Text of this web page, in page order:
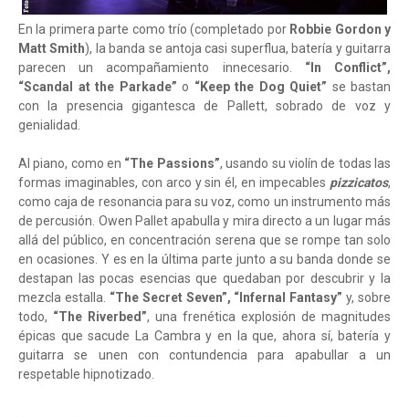
En la primera parte como trío (completado por Robbie Gordon y
Matt Smith), la banda se antoja casi superflua, batería y guitarra
parecen un acompañamiento innecesario. “In Conflict”,
“Scandal at the Parkade” o “Keep the Dog Quiet” se bastan
con la presencia gigantesca de Pallett, sobrado de voz y
genialidad.
Al piano, como en “The Passions”, usando su violín de todas las
formas imaginables, con arco y sin él, en impecables pizzicatos,
como caja de resonancia para su voz, como un instrumento más
de percusión. Owen Pallet apabulla y mira directo a un lugar más
allá del público, en concentración serena que se rompe tan solo
en ocasiones. Y es en la última parte junto a su banda donde se
destapan las pocas esencias que quedaban por descubrir y la
mezcla estalla. “The Secret Seven”, “Infernal Fantasy” y, sobre
todo, “The Riverbed”, una frenética explosión de magnitudes
épicas que sacude La Cambra y en la que, ahora sí, batería y
guitarra se unen con contundencia para apabullar a un
respetable hipnotizado.